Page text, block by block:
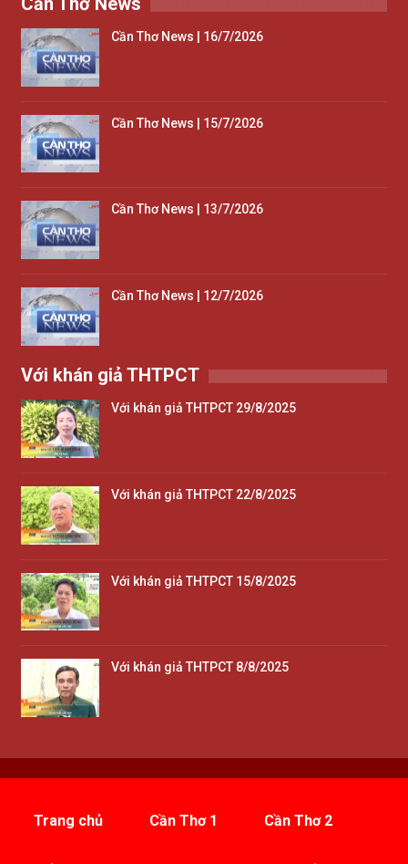
Cần Thơ News | 16/7/2026
Cần Thơ News | 15/7/2026
Cần Thơ News | 13/7/2026
Cần Thơ News | 12/7/2026
Với khán giả THTPCT
Với khán giả THTPCT 29/8/2025
Với khán giả THTPCT 22/8/2025
Với khán giả THTPCT 15/8/2025
Với khán giả THTPCT 8/8/2025
Trang chủ Cần Thơ 1 Cần Thơ 2